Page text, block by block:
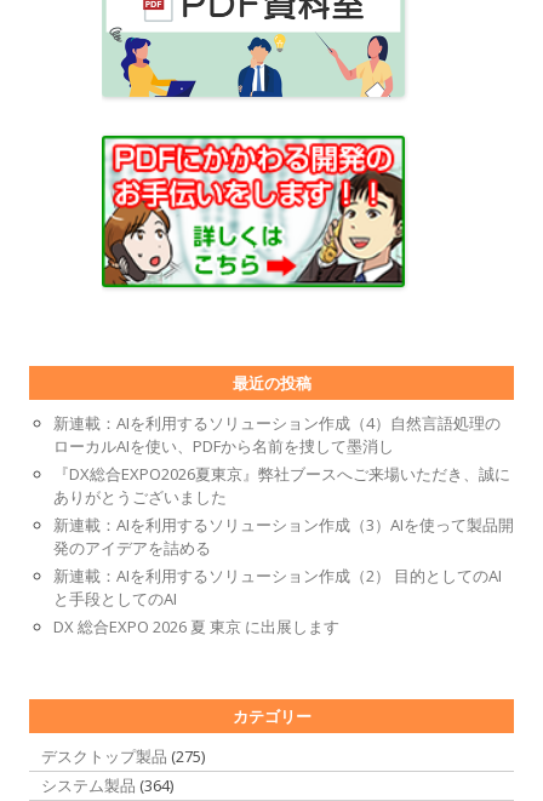
最近の投稿
新連載：AIを利用するソリューション作成（4）自然言語処理の
ローカルAIを使い、PDFから名前を捜して墨消し
『DX総合EXPO2026夏東京』弊社ブースへご来場いただき、誠に
ありがとうございました
新連載：AIを利用するソリューション作成（3）AIを使って製品開
発のアイデアを詰める
新連載：AIを利用するソリューション作成（2） 目的としてのAI
と手段としてのAI
DX 総合EXPO 2026 夏 東京 に出展します
カテゴリー
デスクトップ製品 (275)
システム製品 (364)